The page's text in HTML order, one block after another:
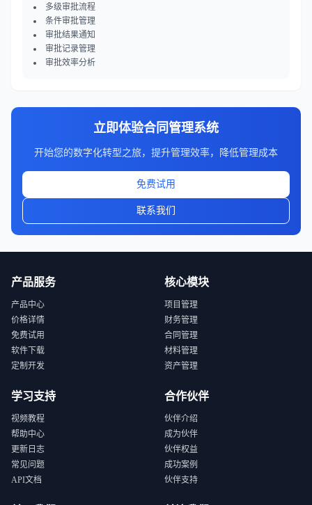
多级审批流程
条件审批管理
审批结果通知
审批记录管理
审批效率分析
立即体验合同管理系统
开始您的数字化转型之旅，提升管理效率，降低管理成本
免费试用
联系我们
产品服务
产品中心
价格详情
免费试用
软件下载
定制开发
核心模块
项目管理
财务管理
合同管理
材料管理
资产管理
学习支持
视频教程
帮助中心
更新日志
常见问题
API文档
合作伙伴
伙伴介绍
成为伙伴
伙伴权益
成功案例
伙伴支持